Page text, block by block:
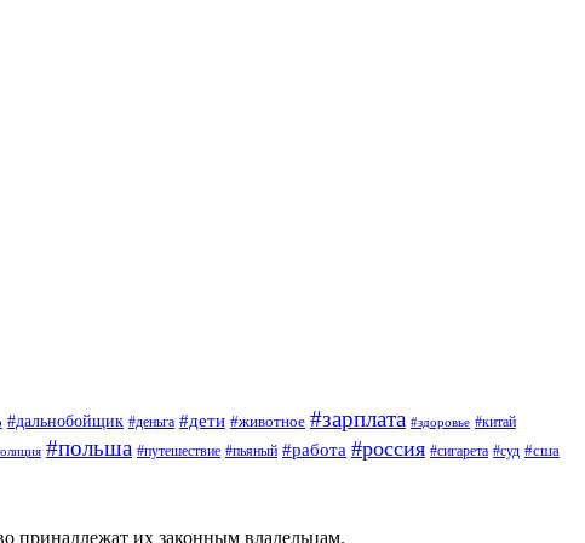
#дальнобойщик #деньга #дети #животное #зарплата #здоровье #китай
#польша #путешествие #пьяный #работа #россия #сигарета #суд #сша
принадлежат их законным владельцам.